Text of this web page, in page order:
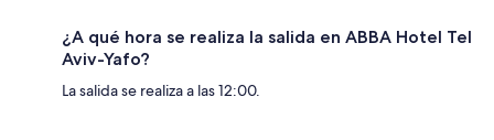
¿A qué hora se realiza la salida en ABBA Hotel Tel
Aviv-Yafo?
La salida se realiza a las 12:00.